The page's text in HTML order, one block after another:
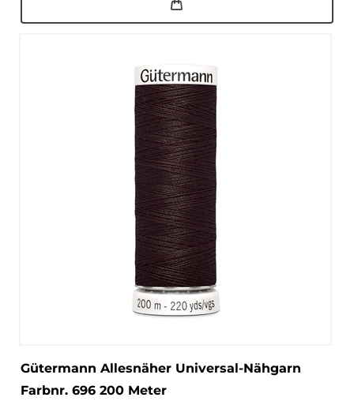
Gütermann Allesnäher Universal-Nähgarn
Farbnr. 696 200 Meter